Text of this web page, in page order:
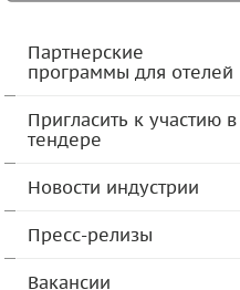
Партнерские
программы для отелей
Пригласить к участию в
тендере
Новости индустрии
Пресс-релизы
Вакансии